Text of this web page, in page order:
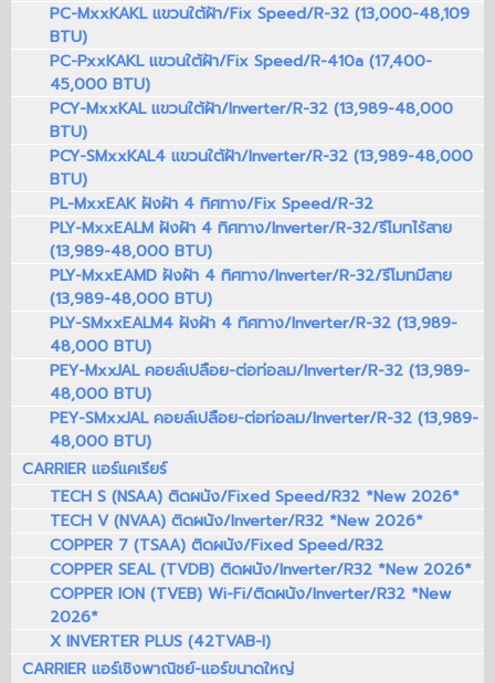
PC-MxxKAKL แขวนใต้ฝ้า/Fix Speed/R-32 (13,000-48,109
BTU)
PC-PxxKAKL แขวนใต้ฝ้า/Fix Speed/R-410a (17,400-
45,000 BTU)
PCY-MxxKAL แขวนใต้ฝ้า/Inverter/R-32 (13,989-48,000
BTU)
PCY-SMxxKAL4 แขวนใต้ฝ้า/Inverter/R-32 (13,989-48,000
BTU)
PL-MxxEAK ฝังฝ้า 4 ทิศทาง/Fix Speed/R-32
PLY-MxxEALM ฝังฝ้า 4 ทิศทาง/Inverter/R-32/รีโมทไร้สาย
(13,989-48,000 BTU)
PLY-MxxEAMD ฝังฝ้า 4 ทิศทาง/Inverter/R-32/รีโมทมีสาย
(13,989-48,000 BTU)
PLY-SMxxEALM4 ฝังฝ้า 4 ทิศทาง/Inverter/R-32 (13,989-
48,000 BTU)
PEY-MxxJAL คอยล์เปลือย-ต่อท่อลม/Inverter/R-32 (13,989-
48,000 BTU)
PEY-SMxxJAL คอยล์เปลือย-ต่อท่อลม/Inverter/R-32 (13,989-
48,000 BTU)
CARRIER แอร์แคเรียร์
TECH S (NSAA) ติดผนัง/Fixed Speed/R32 *New 2026*
TECH V (NVAA) ติดผนัง/Inverter/R32 *New 2026*
COPPER 7 (TSAA) ติดผนัง/Fixed Speed/R32
COPPER SEAL (TVDB) ติดผนัง/Inverter/R32 *New 2026*
COPPER ION (TVEB) Wi-Fi/ติดผนัง/Inverter/R32 *New
2026*
X INVERTER PLUS (42TVAB-I)
CARRIER แอร์เชิงพาณิชย์-แอร์ขนาดใหญ่